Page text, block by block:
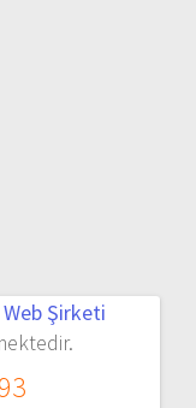
Şirketi